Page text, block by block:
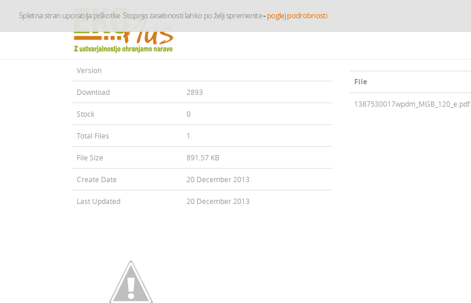
Spletna stran uporablja piškotke. Stopnjo zasebnosti lahko po želji spremenite-poglej podrobnosti
Version
Download 2893
Stock 0
Total Files 1
File Size 891.57 KB
Create Date 20 December 2013
Last Updated 20 December 2013
File
1387530017wpdm_MGB_120_e.pdf